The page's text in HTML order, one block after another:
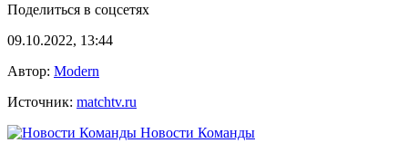
Поделиться в соцсетях
09.10.2022, 13:44
Автор: Modern
Источник: matchtv.ru
Новости Команды